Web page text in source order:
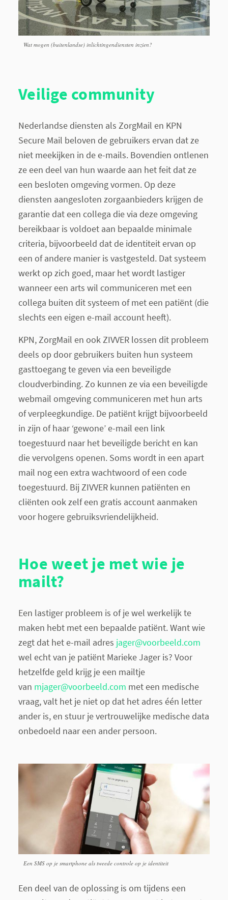
Wat mogen (buitenlandse) inlichtingendiensten inzien?
Veilige community
Nederlandse diensten als ZorgMail en KPN
Secure Mail beloven de gebruikers ervan dat ze
niet meekijken in de e-mails. Bovendien ontlenen
ze een deel van hun waarde aan het feit dat ze
een besloten omgeving vormen. Op deze
diensten aangesloten zorgaanbieders krijgen de
garantie dat een collega die via deze omgeving
bereikbaar is voldoet aan bepaalde minimale
criteria, bijvoorbeeld dat de identiteit ervan op
een of andere manier is vastgesteld. Dat systeem
werkt op zich goed, maar het wordt lastiger
wanneer een arts wil communiceren met een
collega buiten dit systeem of met een patiënt (die
slechts een eigen e-mail account heeft).
KPN,ZorgMail en ook ZIVVER lossen dit probleem
deels op door gebruikers buiten hun systeem
gasttoegang te geven via een beveiligde
cloudverbinding. Zo kunnen ze via een beveiligde
webmail omgeving communiceren met hun arts
of verpleegkundige. De patiënt krijgt bijvoorbeeld
in zijn of haar ‘gewone’ e-mail een link
toegestuurd naar het beveiligde bericht en kan
die vervolgens openen. Soms wordt in een apart
mail nog een extra wachtwoord of een code
toegestuurd. Bij ZIVVER kunnen patiënten en
cliënten ook zelf een gratis account aanmaken
voor hogere gebruiksvriendelijkheid.
Hoe weet je met wie je
mailt?
Een lastiger probleem is of je wel werkelijk te
maken hebt met een bepaalde patiënt.Want wie
zegt dat het e-mail adres jager@voorbeeld.com
wel echt van je patiënt Marieke Jager is? Voor
hetzelfde geld krijg je een mailtje
van mjager@voorbeeld.com met een medische
vraag, valt het je niet op dat het adres één letter
ander is, en stuur je vertrouwelijke medische data
onbedoeld naar een ander persoon.
Een SMS op je smartphone als tweede controle op je identiteit
Een deel van de oplossing is om tijdens een